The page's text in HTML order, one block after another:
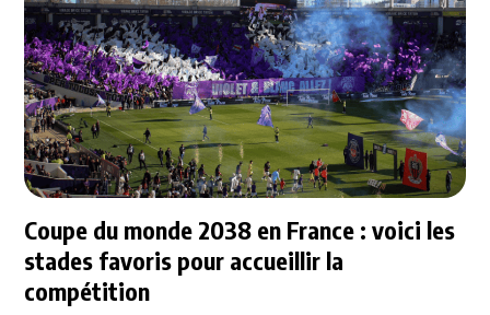
Coupe du monde 2038 en France : voici les
stades favoris pour accueillir la
compétition